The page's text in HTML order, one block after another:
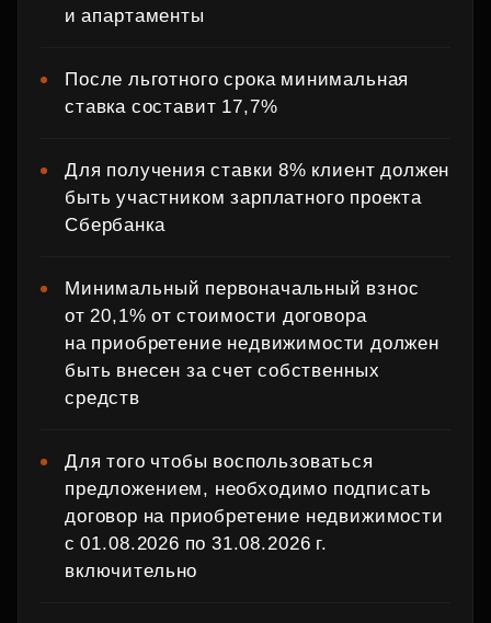
и апартаменты
После льготного срока минимальная
ставка составит 17,7%
Для получения ставки 8% клиент должен
быть участником зарплатного проекта
Сбербанка
Минимальный первоначальный взнос
от 20,1% от стоимости договора
на приобретение недвижимости должен
быть внесен за счет собственных
средств
Для того чтобы воспользоваться
предложением, необходимо подписать
договор на приобретение недвижимости
с 01.08.2026 по 31.08.2026 г.
включительно